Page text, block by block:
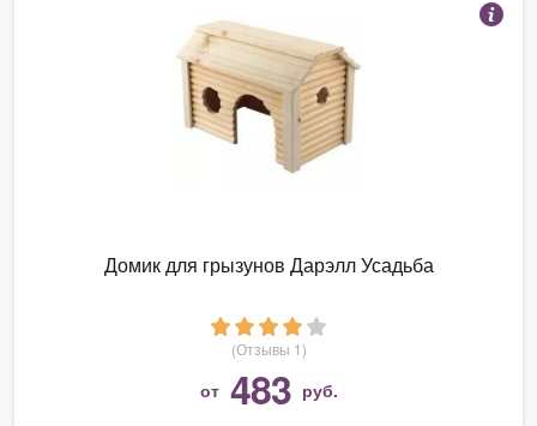
Домик для грызунов Дарэлл Усадьба
(Отзывы 1)
от 483 руб.